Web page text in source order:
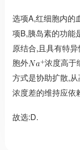
选项A,红细胞内的
项B,胰岛素的功能
原结合,且具有特
胞外
浓度高于
方式是协助扩散,
浓度差的维持应依
故选:D.